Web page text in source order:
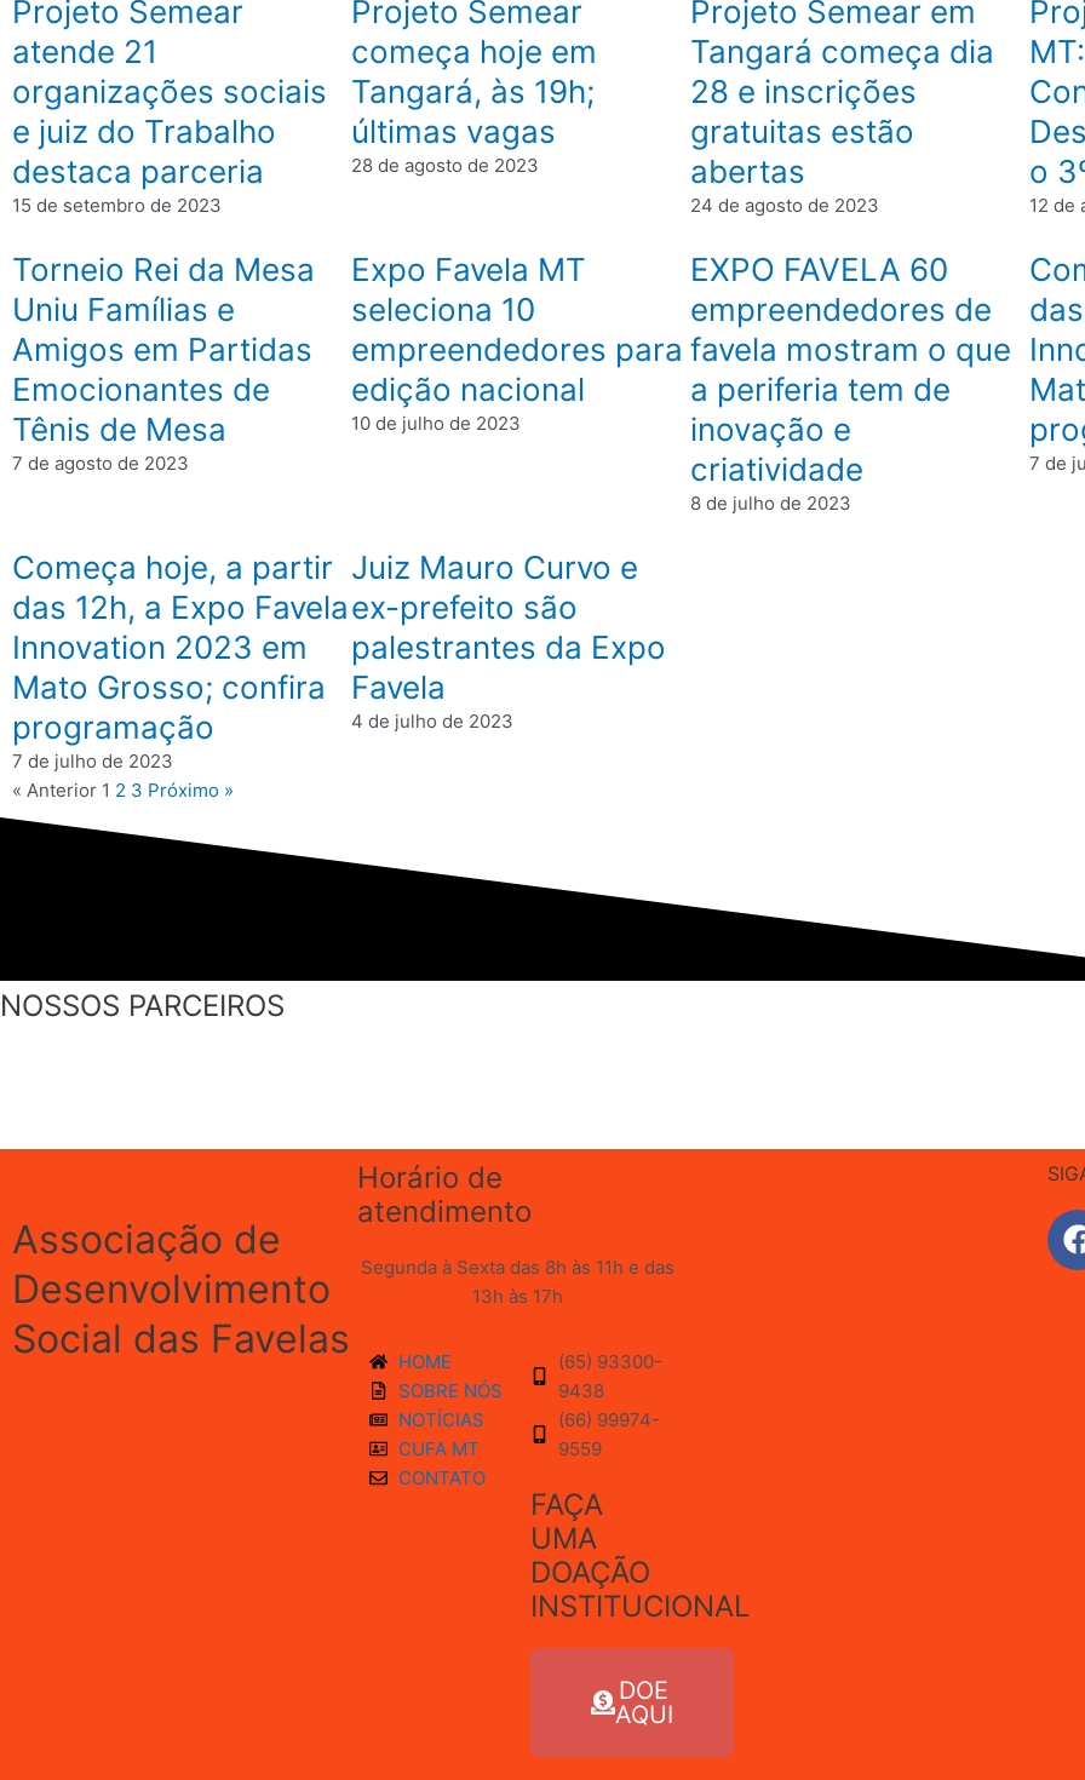
Projeto Semear
atende 21
organizações sociais
e juiz do Trabalho
destaca parceria
15 de setembro de 2023
Projeto Semear
começa hoje em
Tangará, às 19h;
últimas vagas
28 de agosto de 2023
Projeto Semear em
Tangará começa dia
28 e inscrições
gratuitas estão
abertas
24 de agosto de 2023
o
12 de
Torneio Rei da Mesa
Uniu Famílias e
Amigos em Partidas
Emocionantes de
Tênis de Mesa
7 de agosto de 2023
Expo Favela MT
seleciona 10
empreendedores para
edição nacional
10 de julho de 2023
EXPO FAVELA 60
empreendedores de
favela mostram o que
a periferia tem de
inovação e
criatividade
8 de julho de 2023
7 de
Começa hoje, a partir
das 12h, a Expo Favela
Innovation 2023 em
Mato Grosso; confira
programação
7 de julho de 2023
Juiz Mauro Curvo e
ex-prefeito são
palestrantes da Expo
Favela
4 de julho de 2023
« Anterior 1 2 3 Próximo »
NOSSOS PARCEIROS
Associação de
Desenvolvimento
Social das Favelas
Horário de
atendimento
Segunda à Sexta das 8h às 11h e das
13h às 17h
HOME
SOBRE NÓS
NOTÍCIAS
CUFA MT
CONTATO
(65) 93300-
9438
(66) 99974-
9559
FAÇA
UMA
DOAÇÃO
INSTITUCIONAL
DOE
AQUI